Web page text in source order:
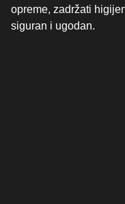
opreme, zadržati
siguran i ugodan.